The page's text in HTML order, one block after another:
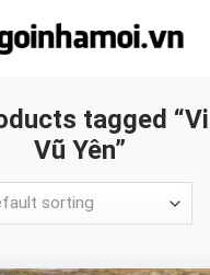
tagged
Vũ Yên”